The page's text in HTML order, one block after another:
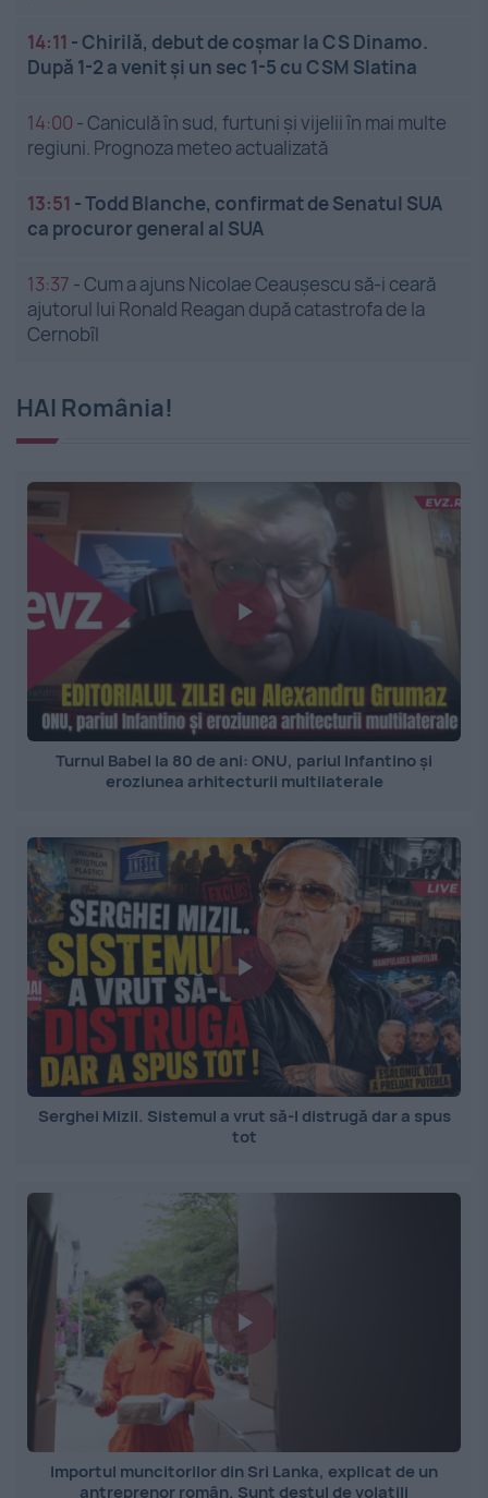
14:11 -Chirilă, debut de coșmar la CS Dinamo.
După 1-2 a venit și un sec 1-5 cu CSM Slatina
14:00 -Caniculă în sud, furtuni și vijelii în mai multe
regiuni. Prognoza meteo actualizată
13:51 -Todd Blanche, confirmat de Senatul SUA
ca procuror general al SUA
13:37 -Cum a ajuns Nicolae Ceaușescu să-i ceară
ajutorul lui Ronald Reagan după catastrofa de la
Cernobîl
HAI România!
Turnul Babel la 80 de ani: ONU, pariul Infantino și
eroziunea arhitecturii multilaterale
Serghei Mizil. Sistemul a vrut să-l distrugă dar a spus
tot
Importul muncitorilor din Sri Lanka, explicat de un
antreprenor român. Sunt destul de volatili